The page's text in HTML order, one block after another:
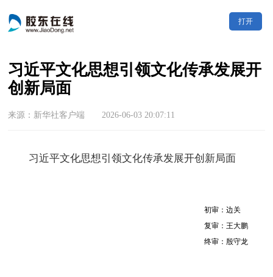
打开
习近平文化思想引领文化传承发展开
创新局面
来源：新华社客户端 2026-06-03 20:07:11
习近平文化思想引领文化传承发展开创新局面
初审：边关
复审：王大鹏
终审：殷守龙